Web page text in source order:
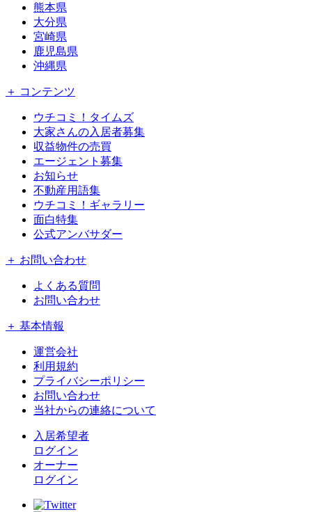
熊本県
大分県
宮崎県
鹿児島県
沖縄県
＋ コンテンツ
ウチコミ！タイムズ
大家さんの入居者募集
収益物件の売買
エージェント募集
お知らせ
不動産用語集
ウチコミ！ギャラリー
面白特集
公式アンバサダー
＋ お問い合わせ
よくある質問
お問い合わせ
＋ 基本情報
運営会社
利用規約
プライバシーポリシー
お問い合わせ
当社からの連絡について
入居希望者
ログイン
オーナー
ログイン